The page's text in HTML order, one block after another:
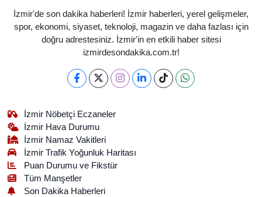
İzmir'de son dakika haberleri! İzmir haberleri, yerel gelişmeler,
spor, ekonomi, siyaset, teknoloji, magazin ve daha fazlası için
doğru adrestesiniz. İzmir'in en etkili haber sitesi
izmirdesondakika.com.tr!
İzmir Nöbetçi Eczaneler
İzmir Hava Durumu
İzmir Namaz Vakitleri
İzmir Trafik Yoğunluk Haritası
Puan Durumu ve Fikstür
Tüm Manşetler
Son Dakika Haberleri